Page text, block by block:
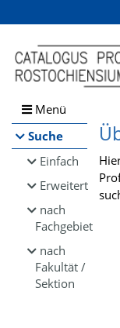
Browsen
direkt zum Inhalt
Menü
Suche
Einfach
Erweitert
nach
Fachgebiet
nach
Fakultät /
Sektion